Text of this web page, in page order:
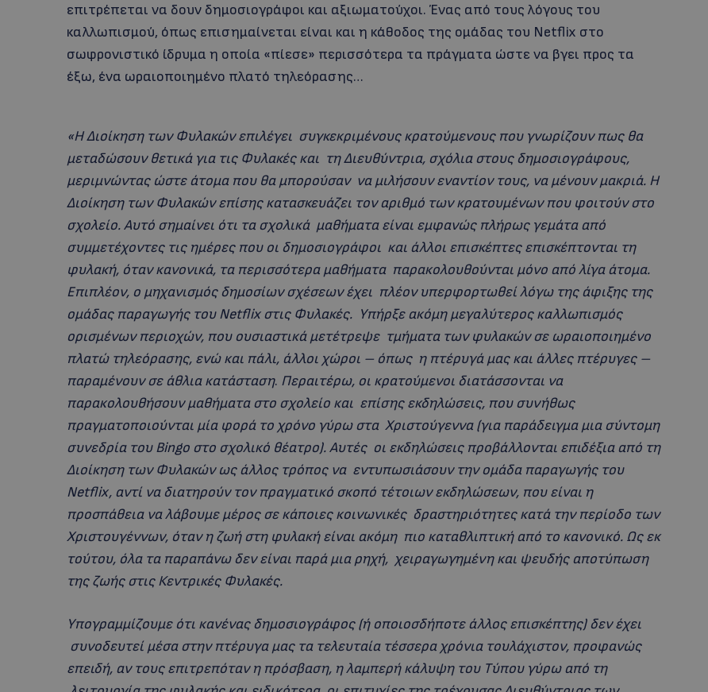
επιτρέπεται να δουν δημοσιογράφοι και αξιωματούχοι. Ένας από τους λόγους του
καλλωπισμού, όπως επισημαίνεται είναι και η κάθοδος της ομάδας του Netflix στο
σωφρονιστικό ίδρυμα η οποία «πίεσε» περισσότερα τα πράγματα ώστε να βγει προς τα
έξω, ένα ωραιοποιημένο πλατό τηλεόρασης…
«Η Διοίκηση των Φυλακών επιλέγει συγκεκριμένους κρατούμενους που γνωρίζουν πως θα
μεταδώσουν θετικά για τις Φυλακές και τη Διευθύντρια, σχόλια στους δημοσιογράφους,
μεριμνώντας ώστε άτομα που θα μπορούσαν να μιλήσουν εναντίον τους, να μένουν μακριά. Η
Διοίκηση των Φυλακών επίσης κατασκευάζει τον αριθμό των κρατουμένων που φοιτούν στο
σχολείο. Αυτό σημαίνει ότι τα σχολικά μαθήματα είναι εμφανώς πλήρως γεμάτα από
συμμετέχοντες τις ημέρες που οι δημοσιογράφοι και άλλοι επισκέπτες επισκέπτονται τη
φυλακή, όταν κανονικά, τα περισσότερα μαθήματα παρακολουθούνται μόνο από λίγα άτομα.
Επιπλέον, ο μηχανισμός δημοσίων σχέσεων έχει πλέον υπερφορτωθεί λόγω της άφιξης της
ομάδας παραγωγής του Netflix στις Φυλακές. Υπήρξε ακόμη μεγαλύτερος καλλωπισμός
ορισμένων περιοχών, που ουσιαστικά μετέτρεψε τμήματα των φυλακών σε ωραιοποιημένο
πλατώ τηλεόρασης, ενώ και πάλι, άλλοι χώροι – όπως η πτέρυγά μας και άλλες πτέρυγες –
παραμένουν σε άθλια κατάσταση. Περαιτέρω, οι κρατούμενοι διατάσσονται να
παρακολουθήσουν μαθήματα στο σχολείο και επίσης εκδηλώσεις, που συνήθως
πραγματοποιούνται μία φορά το χρόνο γύρω στα Χριστούγεννα (για παράδειγμα μια σύντομη
συνεδρία του Bingo στο σχολικό θέατρο). Αυτές οι εκδηλώσεις προβάλλονται επιδέξια από τη
Διοίκηση των Φυλακών ως άλλος τρόπος να εντυπωσιάσουν την ομάδα παραγωγής του
Netflix, αντί να διατηρούν τον πραγματικό σκοπό τέτοιων εκδηλώσεων, που είναι η
προσπάθεια να λάβουμε μέρος σε κάποιες κοινωνικές δραστηριότητες κατά την περίοδο των
Χριστουγέννων, όταν η ζωή στη φυλακή είναι ακόμη πιο καταθλιπτική από το κανονικό. Ως εκ
τούτου, όλα τα παραπάνω δεν είναι παρά μια ρηχή, χειραγωγημένη και ψευδής αποτύπωση
της ζωής στις Κεντρικές Φυλακές.
Υπογραμμίζουμε ότι κανένας δημοσιογράφος (ή οποιοσδήποτε άλλος επισκέπτης) δεν έχει
συνοδευτεί μέσα στην πτέρυγα μας τα τελευταία τέσσερα χρόνια τουλάχιστον, προφανώς
επειδή, αν τους επιτρεπόταν η πρόσβαση, η λαμπερή κάλυψη του Τύπου γύρω από τη